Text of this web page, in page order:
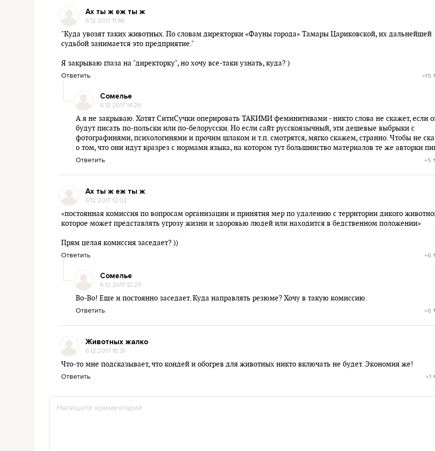
Ах ты ж еж ты ж
6.12.2017 11:46
"Куда увозят таких животных. По словам директорки «Фауны города» Тамары Цариковской, их дальнейшей
судьбой занимается это предприятие."
Я закрываю глаза на "директорку", но хочу все-таки узнать, куда? )
Ответить +15
Сомелье
6.12.2017 14:26
А я не закрываю. Хотят СитиСучки оперировать ТАКИМИ феминитивами - никто слова не скажет, если
будут писать по-польски или по-белорусски. Но если сайт русскоязычный, эти дешевые выбрыки с
фотографинями, психологинями и прочим шлаком и т.п. смотрятся, мягко скажем, странно. Чтобы не
о том, что они идут вразрез с нормами языка, на котором тут большинство материалов те же авторки
Ответить +5
Ах ты ж еж ты ж
6.12.2017 12:02
«постоянная комиссия по вопросам организации и принятия мер по удалению с территории дикого
которое может представлять угрозу жизни и здоровью людей или находится в бедственном положении»
Прям целая комиссия заседает? ))
Ответить +6
Сомелье
6.12.2017 12:25
Во-Во! Еще и постоянно заседает. Куда направлять резюме? Хочу в такую комиссию.
Ответить +6
Животных жалко
6.12.2017 18:31
Что-то мне подсказывает, что кондей и обогрев для животных никто включать не будет. Экономия же!
Ответить +1